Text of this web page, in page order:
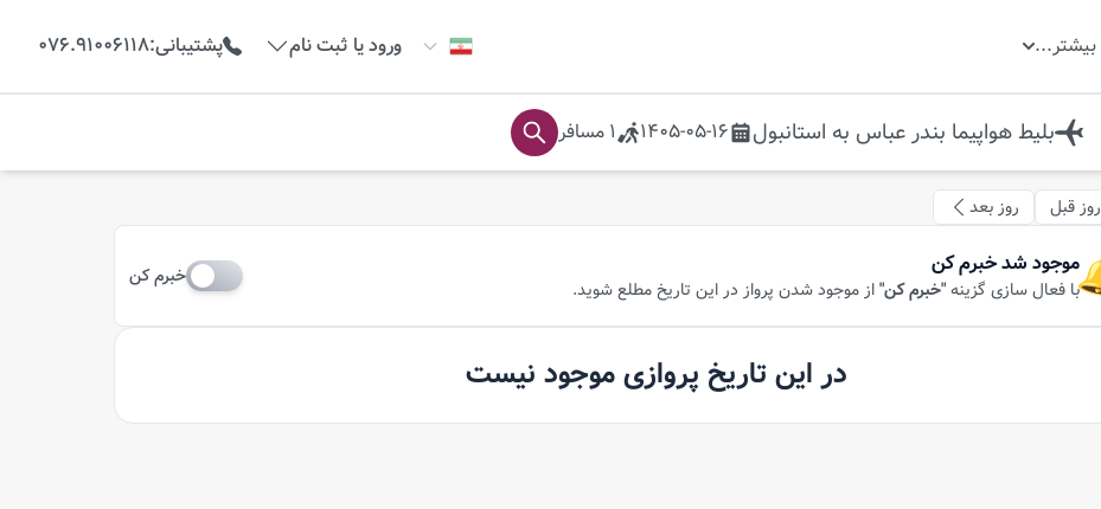
بیشتر... ورود یا ثبت نام پشتیبانی:
076.91006118
بلیط هواپیما بندر عباس به استانبول 1405-05-16
1 مسافر
روز قبل روز بعد
موجود شد خبرم کن
با فعال سازی گزینه"خبرم کن"از موجود شدن پرواز در این تاریخ مطلع شوید.
خبرم کن
در این تاریخ پروازی موجود نیست